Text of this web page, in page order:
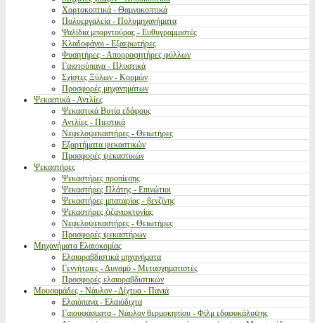
Χορτοκοπτικά - Θαμνοκοπτικά
Πολυεργαλεία - Πολυμηχανήματα
Ψαλίδια μπορντούρας - Ευθυγραμμιστές
Κλαδοφάγοι - Εξαερωτήρες
Φυσητήρες - Απορροφητήρες φύλλων
Γαιοτρύπανα - Πλυστικά
Σχίστες Ξύλων - Κορμών
Προσφορές μηχανημάτων
Ψεκαστικά - Αντλίες
Ψεκαστικά Βυτία εδάφους
Αντλίες - Πιεστικά
Νεφελοψεκαστήρες - Θειωτήρες
Εξαρτήματα ψεκαστικών
Προσφορές ψεκαστικών
Ψεκαστήρες
Ψεκαστήρες προπίεσης
Ψεκαστήρες Πλάτης - Επινώτιοι
Ψεκαστήρες μπαταρίας - βενζίνης
Ψεκαστήρες ζιζανιοκτονίας
Νεφελοψεκαστήρες - Θειωτήρες
Προσφορές ψεκαστήρων
Μηχανήματα Ελαιοκομίας
Ελαιοραβδιστικά μηχανήματα
Γεννήτριες - Δυναμό - Μετασχηματιστές
Προσφορές ελαιοραβδιστικών
Μουσαμάδες - Νάυλον - Δίχτυα - Πανιά
Ελαιόπανα - Ελαιόδιχτα
Γαιουφάσματα - Νάυλον θερμοκηπίου - Φίλμ εδαφοκάλυψης